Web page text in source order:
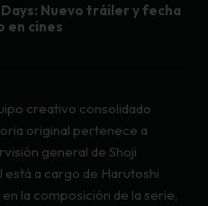
Nuevo tráiler y fecha
en cines
creativo consolidado
original pertenece a
general de Shoji
está a cargo de Harutoshi
la composición de la serie,